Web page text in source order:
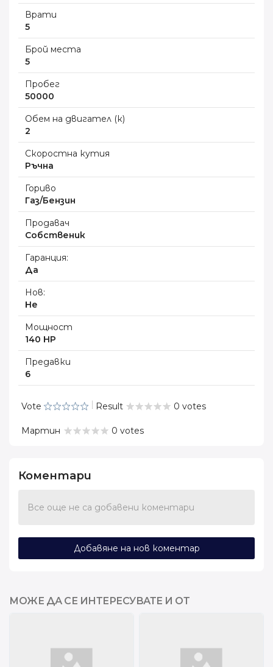
Врати
5
Брой места
5
Пробег
50000
Обем на двигател (к)
2
Скоростна кутия
Ръчна
Гориво
Газ/Бензин
Продавач
Собственик
Гаранция:
Да
Нов:
Не
Мощност
140 HP
Предавки
6
Vote Result 0 votes
Мартин 0 votes
Коментари
Все още не са добавени коментари
Добавяне на нов коментар
МОЖЕ ДА СЕ ИНТЕРЕСУВАТЕ И ОТ